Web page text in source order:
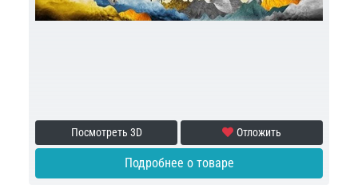
Посмотреть 3D Отложить
Подробнее о товаре